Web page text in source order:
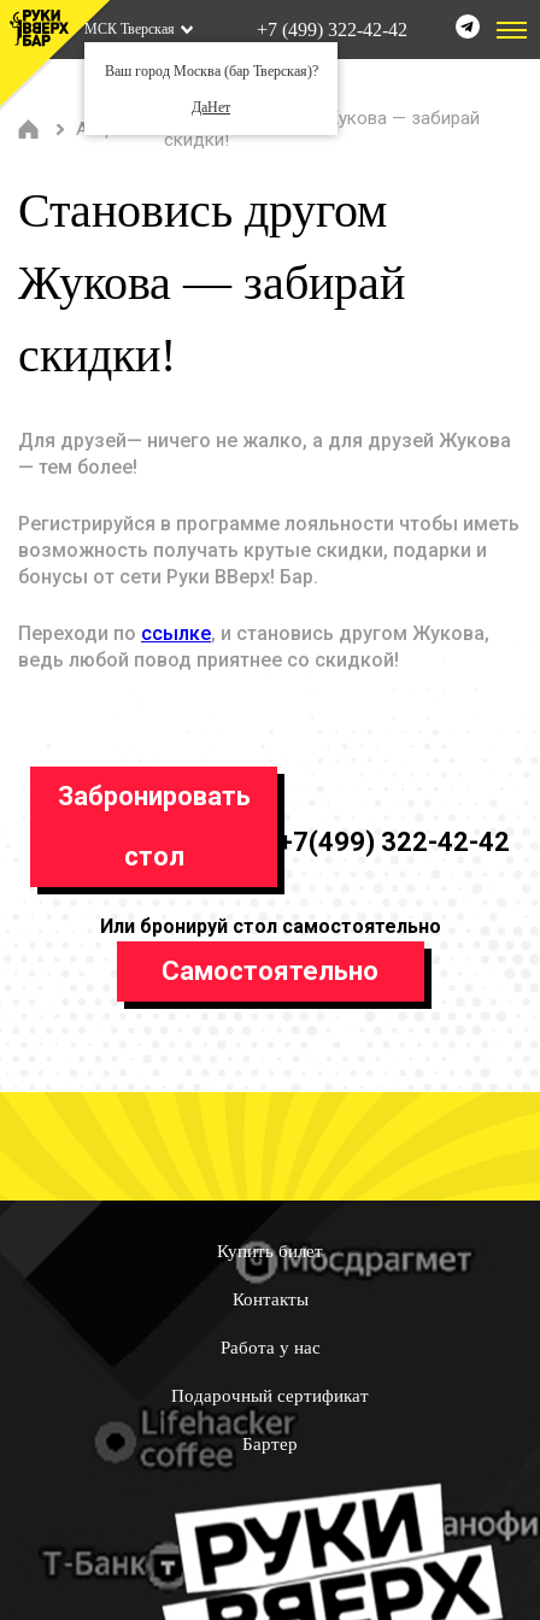
МСК Тверская
Ваш город Москва (бар Тверская)?
ДаНет
+7 (499) 322-42-42
Акции
Становись другом Жукова — забирай
скидки!
Становись другом
Жукова — забирай
скидки!
Для друзей— ничего не жалко, а для друзей Жукова
— тем более!
Регистрируйся в программе лояльности чтобы иметь
возможность получать крутые скидки, подарки и
бонусы от сети Руки ВВерх! Бар.
Переходи по ссылке, и становись другом Жукова,
ведь любой повод приятнее со скидкой!
Забронировать
стол
+7(499) 322-42-42
Или бронируй стол самостоятельно
Самостоятельно
Купить билет
Контакты
Работа у нас
Подарочный сертификат
Бартер